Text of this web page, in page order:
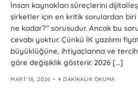
İnsan kaynakları süreçlerini
şirketler için en kritik sorulardan biri
ne kadar?” sorusudur. Ancak bu
cevabı yoktur. Çünkü İK yazılımı
büyüklüğüne, ihtiyaçlarına ve
göre değişiklik gösterir. 2026 […]
MART 18, 2026 4 DAKIKALIK OKUMA